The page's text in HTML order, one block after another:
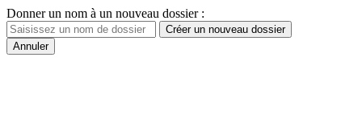
Donner un nom à un nouveau dossier :
Créer un nouveau dossier
Annuler